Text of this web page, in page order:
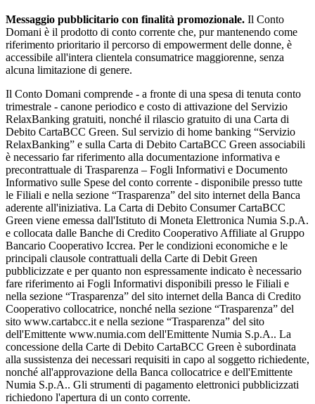
Messaggio pubblicitario con finalità promozionale. Il Conto
Domani è il prodotto di conto corrente che, pur mantenendo come
riferimento prioritario il percorso di empowerment delle donne, è
accessibile all'intera clientela consumatrice maggiorenne, senza
alcuna limitazione di genere.
Il Conto Domani comprende - a fronte di una spesa di tenuta conto
trimestrale - canone periodico e costo di attivazione del Servizio
RelaxBanking gratuiti, nonché il rilascio gratuito di una Carta di
Debito CartaBCC Green. Sul servizio di home banking “Servizio
RelaxBanking” e sulla Carta di Debito CartaBCC Green associabili
è necessario far riferimento alla documentazione informativa e
precontrattuale di Trasparenza – Fogli Informativi e Documento
Informativo sulle Spese del conto corrente - disponibile presso tutte
le Filiali e nella sezione “Trasparenza” del sito internet della Banca
aderente all'iniziativa. La Carta di Debito Consumer CartaBCC
Green viene emessa dall'Istituto di Moneta Elettronica Numia S.p.A.
e collocata dalle Banche di Credito Cooperativo Affiliate al Gruppo
Bancario Cooperativo Iccrea. Per le condizioni economiche e le
principali clausole contrattuali della Carte di Debit Green
pubblicizzate e per quanto non espressamente indicato è necessario
fare riferimento ai Fogli Informativi disponibili presso le Filiali e
nella sezione “Trasparenza” del sito internet della Banca di Credito
Cooperativo collocatrice, nonché nella sezione “Trasparenza” del
sito www.cartabcc.it e nella sezione “Trasparenza” del sito
dell'Emittente www.numia.com dell'Emittente Numia S.p.A.. La
concessione della Carte di Debito CartaBCC Green è subordinata
alla sussistenza dei necessari requisiti in capo al soggetto richiedente,
nonché all'approvazione della Banca collocatrice e dell'Emittente
Numia S.p.A.. Gli strumenti di pagamento elettronici pubblicizzati
richiedono l'apertura di un conto corrente.